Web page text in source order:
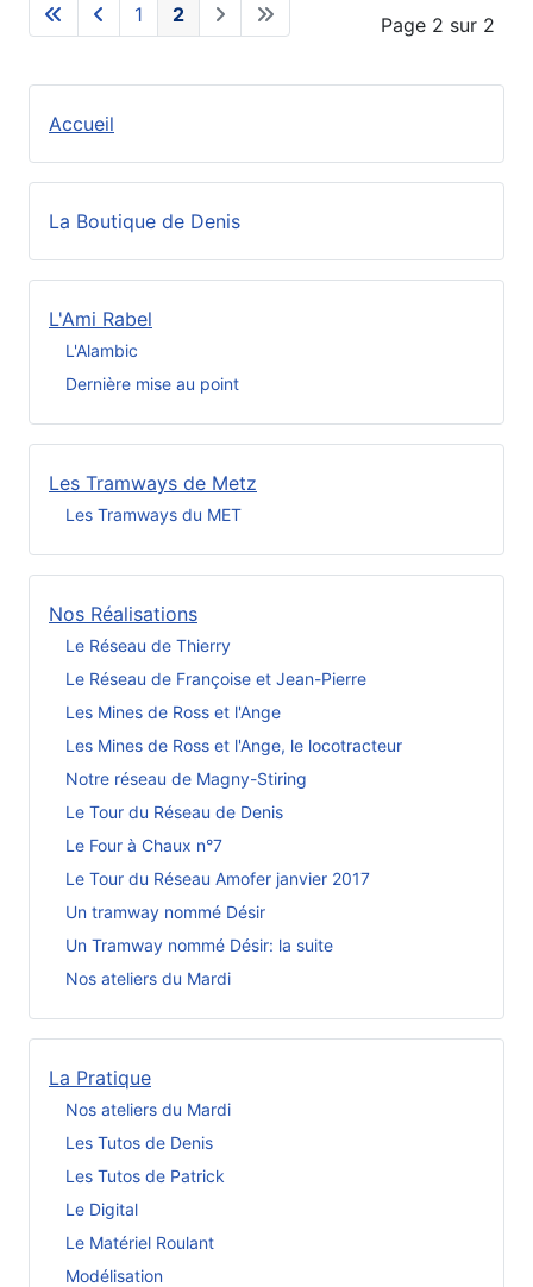
Page 2 sur 2
1 2
Accueil
La Boutique de Denis
L'Ami Rabel
L'Alambic
Dernière mise au point
Les Tramways de Metz
Les Tramways du MET
Nos Réalisations
Le Réseau de Thierry
Le Réseau de Françoise et Jean-Pierre
Les Mines de Ross et l'Ange
Les Mines de Ross et l'Ange, le locotracteur
Notre réseau de Magny-Stiring
Le Tour du Réseau de Denis
Le Four à Chaux n°7
Le Tour du Réseau Amofer janvier 2017
Un tramway nommé Désir
Un Tramway nommé Désir: la suite
Nos ateliers du Mardi
La Pratique
Nos ateliers du Mardi
Les Tutos de Denis
Les Tutos de Patrick
Le Digital
Le Matériel Roulant
Modélisation